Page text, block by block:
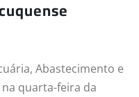
Abastecimento e
quarta-feira da